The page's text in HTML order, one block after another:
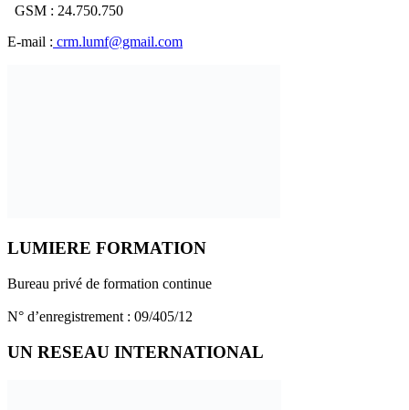
GSM : 24.750.750
E-mail : crm.lumf@gmail.com
LUMIERE FORMATION
Bureau privé de formation continue
N° d’enregistrement : 09/405/12
UN RESEAU INTERNATIONAL